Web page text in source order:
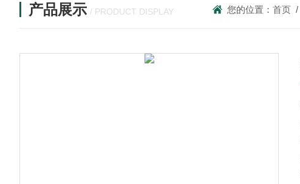
产品展示 / PRODUCT DISPLAY 您的位置：首页 /